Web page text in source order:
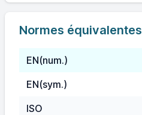
Normes équivalentes
EN(num.)
EN(sym.)
ISO